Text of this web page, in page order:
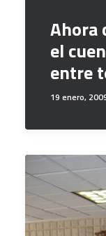
el
entre
19 enero,